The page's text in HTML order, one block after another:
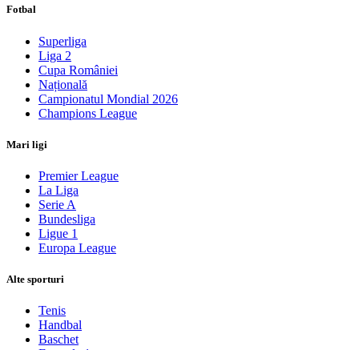
Fotbal
Superliga
Liga 2
Cupa României
Națională
Campionatul Mondial 2026
Champions League
Mari ligi
Premier League
La Liga
Serie A
Bundesliga
Ligue 1
Europa League
Alte sporturi
Tenis
Handbal
Baschet